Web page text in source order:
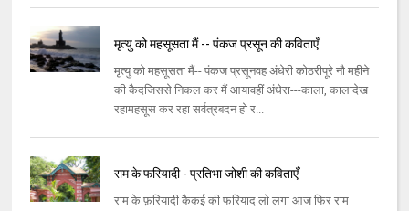
मृत्यु को महसूसता मैं -- पंकज प्रसून की कविताएँ
मृत्यु को महसूसता मैं-- पंकज प्रसूनवह अंधेरी कोठरीपूरे नौ महीने
की कैदजिससे निकल कर मैं आयावहीं अंधेरा---काला, कालादेख
रहामहसूस कर रहा सर्वत्रबदन हो र...
राम के फरियादी - प्रतिभा जोशी की कविताएँ
राम के फ़रियादी कैकई की फरियाद लो लगा आज फिर राम